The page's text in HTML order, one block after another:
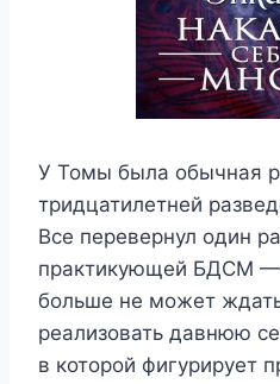
У Томы была обычная
тридцатилетней
Все перевернул один
практикующей БДСМ —
больше не может
реализовать давнюю
в которой фигурирует